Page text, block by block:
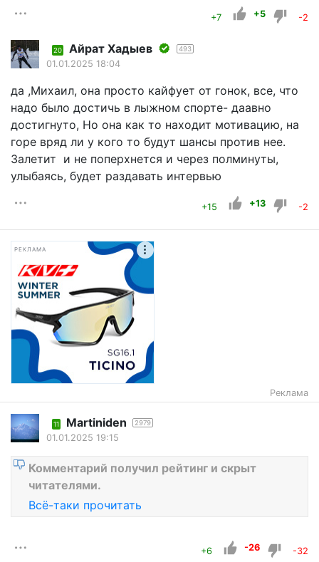
+7 +5 -2
20 Айрат Хадыев 493
01.01.2025 18:04
да ,Михаил, она просто кайфует от гонок, все, что
надо было достичь в лыжном спорте- даавно
достигнуто, Но она как то находит мотивацию, на
горе вряд ли у кого то будут шансы против нее.
Залетит и не поперхнется и через полминуты,
улыбаясь, будет раздавать интервью
+15 +13 -2
РЕКЛАМА
Реклама
11 Martiniden 2979
01.01.2025 19:15
Комментарий получил рейтинг и скрыт
читателями.
Всё-таки прочитать
+6 -26 -32